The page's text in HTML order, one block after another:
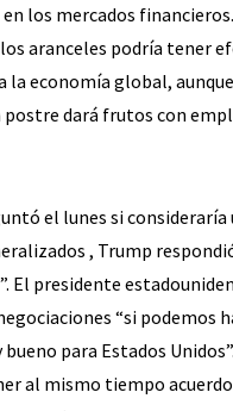
los mercados financieros.
aranceles podría tener
la economía global,
postre dará frutos con
el lunes si consideraría
, Trump
El presidente
“si podemos
para Estados
al mismo tiempo